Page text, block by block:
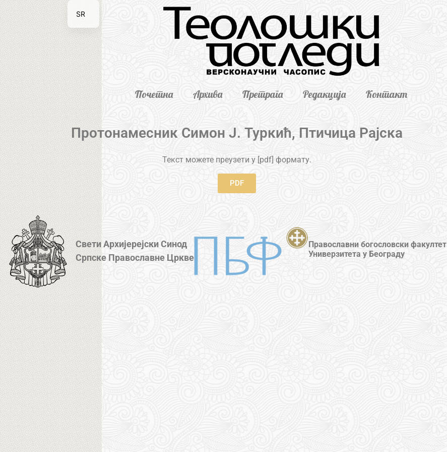
Почетна Архива Претрага Редакција Контакт
Протонамесник Симон Ј. Туркић, Птичица Рајска
Текст можете преузети у [pdf] формату.
PDF
Свети Архијерејски Синод
Српске Православне Цркве
Православни богословски факултет
Универзитета у Београду
SR
EN